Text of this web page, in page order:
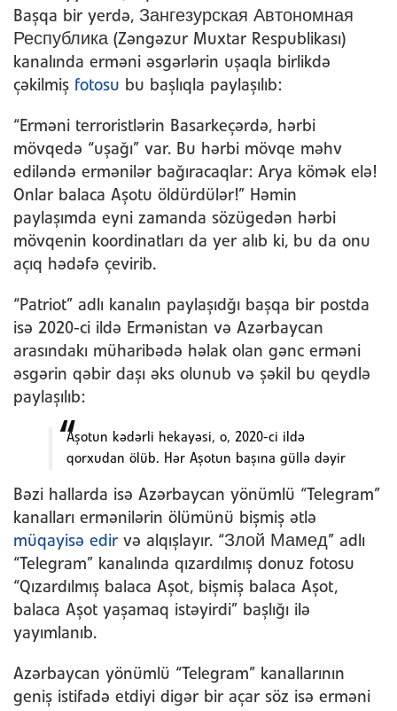
Başqa bir yerdə, Зангезурская Автономная
Республика (Zəngəzur Muxtar Respublikası)
kanalında erməni əsgərlərin uşaqla birlikdə
çəkilmiş fotosu bu başlıqla paylaşılıb:
“Erməni terroristlərin Basarkeçərdə, hərbi
mövqedə “uşağı” var. Bu hərbi mövqe məhv
ediləndə ermənilər bağıracaqlar: Arya kömək elə!
Onlar balaca Aşotu öldürdülər!” Həmin
paylaşımda eyni zamanda sözügedən hərbi
mövqenin koordinatları da yer alıb ki, bu da onu
açıq hədəfə çevirib.
“Patriot” adlı kanalın paylaşıdğı başqa bir postda
isə 2020-ci ildə Ermənistan və Azərbaycan
arasındakı müharibədə həlak olan gənc erməni
əsgərin qəbir daşı əks olunub və şəkil bu qeydlə
paylaşılıb:
Aşotun kədərli hekayəsi, o, 2020-ci ildə
qorxudan ölüb. Hər Aşotun başına güllə dəyir
Bəzi hallarda isə Azərbaycan yönümlü “Telegram”
kanalları ermənilərin ölümünü bişmiş ətlə
müqayisə edir və alqışlayır. “Злой Мамед” adlı
“Telegram” kanalında qızardılmış donuz fotosu
“Qızardılmış balaca Aşot, bişmiş balaca Aşot,
balaca Aşot yaşamaq istəyirdi” başlığı ilə
yayımlanıb.
Azərbaycan yönümlü “Telegram” kanallarının
geniş istifadə etdiyi digər bir açar söz isə erməni